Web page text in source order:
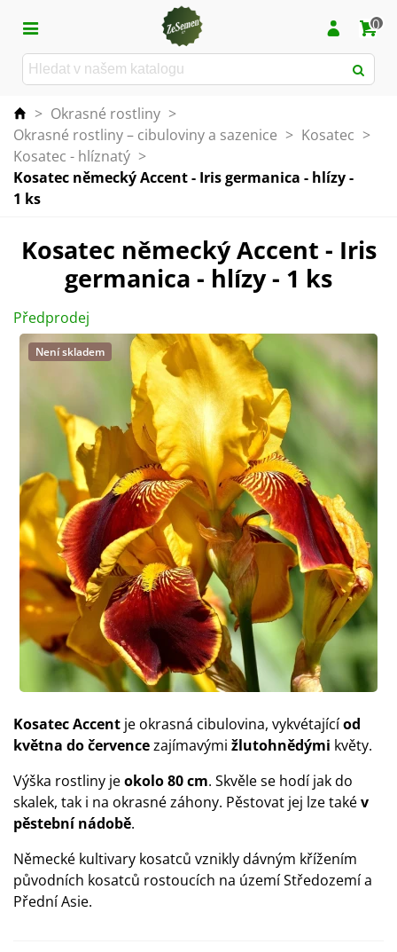
0
> Okrasné rostliny >
Okrasné rostliny – cibuloviny a sazenice > Kosatec >
Kosatec - hlíznatý >
Kosatec německý Accent - Iris germanica - hlízy -
1 ks
Kosatec německý Accent - Iris
germanica - hlízy - 1 ks
Předprodej
Není skladem
Kosatec Accent je okrasná cibulovina, vykvétajícíod
května do červencezajímavými žlutohnědými květy.
Výška rostliny jeokolo80 cm. Skvěle se hodí jak do
skalek, tak i na okrasné záhony. Pěstovat jej lze takév
pěstební nádobě.
Německé kultivary kosatců vznikly dávným křížením
původních kosatců rostoucích na území Středozemí a
Přední Asie.